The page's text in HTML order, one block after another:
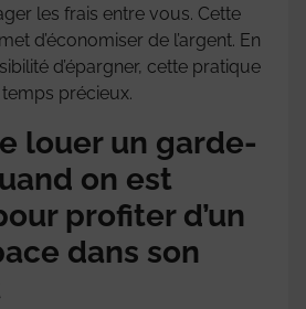
les frais entre vous. Cette
d’économiser de l’argent. En
d’épargner, cette pratique
précieux.
louer un garde-
on est
profiter d’un
dans son